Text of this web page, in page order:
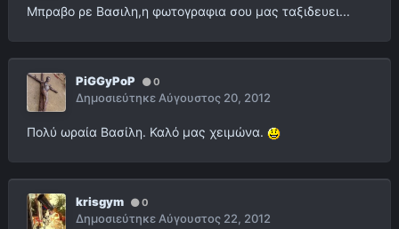
Μπραβο ρε Βασιλη,η φωτογραφια σου μας ταξιδευει...
PiGGyPoP 0
ΔημοσιεύτηκεΑύγουστος 20, 2012
Πολύ ωραία Βασίλη. Καλό μας χειμώνα.
krisgym 0
ΔημοσιεύτηκεΑύγουστος 22, 2012